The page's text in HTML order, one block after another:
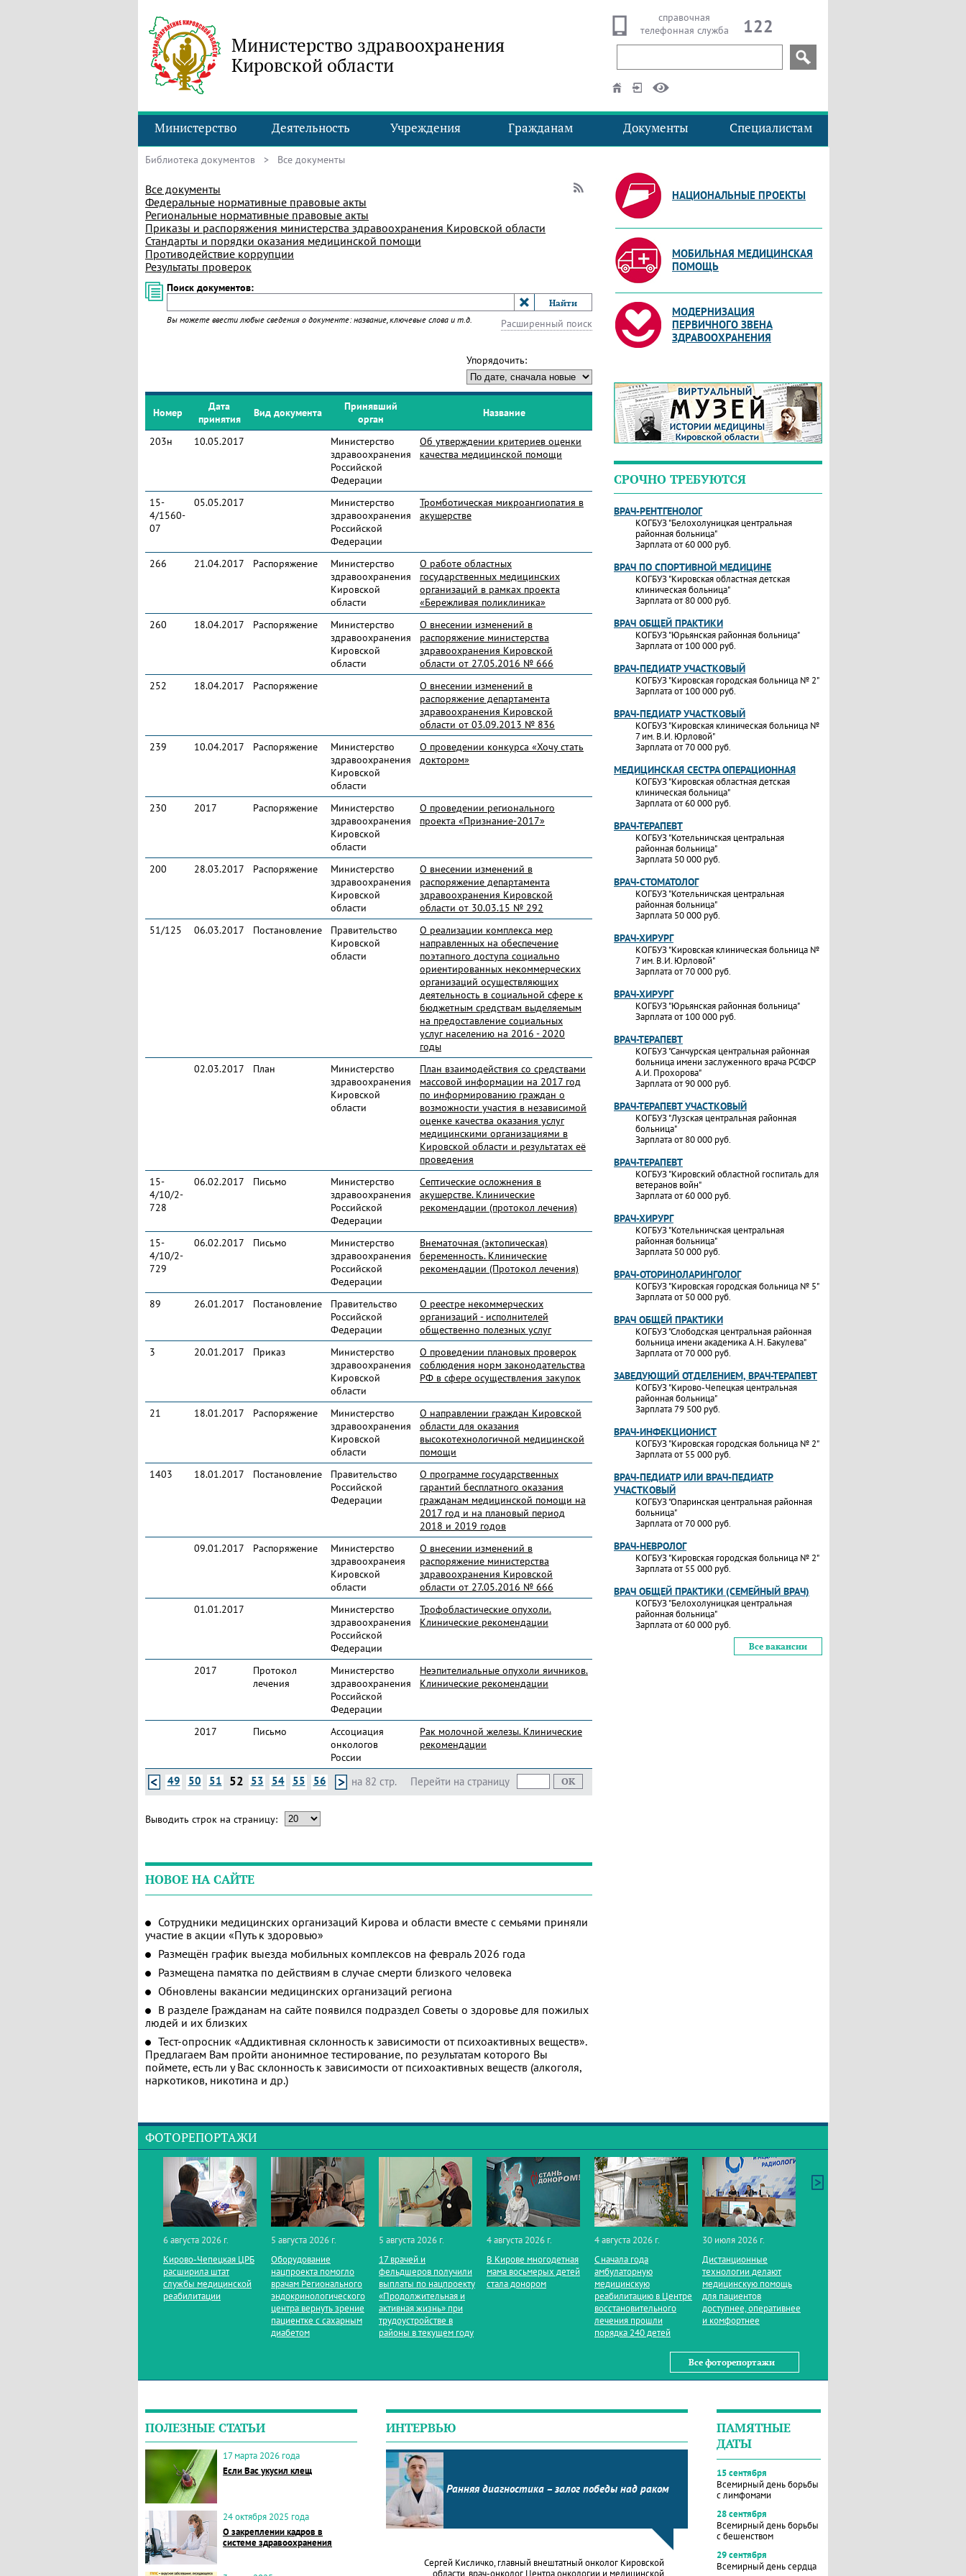
Министерство здравоохранения
Кировской области
справочная
телефонная служба
122
Министерство Деятельность Учреждения Гражданам Документы Специалистам
Библиотека документов > Все документы
Все документы
Федеральные нормативные правовые акты
Региональные нормативные правовые акты
Приказы и распоряжения министерства здравоохранения Кировской области
Стандарты и порядки оказания медицинской помощи
Противодействие коррупции
Результаты проверок
Поиск документов:
Вы можете ввести любые сведения о документе: название, ключевые слова и т.д. Расширенный поиск
Упорядочить:
Номер
Дата
принятия
Вид документа
Принявший
орган
Название
203н 10.05.2017
Министерство
здравоохранения
Российской
Федерации
Об утверждении критериев оценки
качества медицинской помощи
15-
4/1560-
07
05.05.2017
Министерство
здравоохранения
Российской
Федерации
Тромботическая микроангиопатия в
акушерстве
266 21.04.2017 Распоряжение
Министерство
здравоохранения
Кировской
области
О работе областных
государственных медицинских
организаций в рамках проекта
«Бережливая поликлиника»
260
18.04.2017 Распоряжение
Министерство
здравоохранения
Кировской
области
О внесении изменений в
распоряжение министерства
здравоохранения Кировской
области от 27.05.2016 № 666
252
18.04.2017 Распоряжение
О внесении изменений в
распоряжение департамента
здравоохранения Кировской
области от 03.09.2013 № 836
239
10.04.2017 Распоряжение
Министерство
здравоохранения
Кировской
области
О проведении конкурса «Хочу стать
доктором»
230 2017 Распоряжение
Министерство
здравоохранения
Кировской
области
О проведении регионального
проекта «Признание-2017»
200 28.03.2017 Распоряжение
Министерство
здравоохранения
Кировской
области
О внесении изменений в
распоряжение департамента
здравоохранения Кировской
области от 30.03.15 № 292
51/125
06.03.2017 Постановление
Правительство
Кировской
области
О реализации комплекса мер
направленных на обеспечение
поэтапного доступа социально
ориентированных некоммерческих
организаций осуществляющих
деятельность в социальной сфере к
бюджетным средствам выделяемым
на предоставление социальных
услуг населению на 2016 - 2020
годы
02.03.2017
План
Министерство
здравоохранения
Кировской
области
План взаимодействия со средствами
массовой информации на 2017 год
по информированию граждан о
возможности участия в независимой
оценке качества оказания услуг
медицинскими организациями в
Кировской области и результатах её
проведения
15-
4/10/2-
728
06.02.2017 Письмо
Министерство
здравоохранения
Российской
Федерации
Септические осложнения в
акушерстве. Клинические
рекомендации (протокол лечения)
15-
4/10/2-
729
06.02.2017 Письмо
Министерство
здравоохранения
Российской
Федерации
Внематочная (эктопическая)
беременность. Клинические
рекомендации (Протокол лечения)
89 26.01.2017 Постановление
Правительство
Российской
Федерации
О реестре некоммерческих
организаций - исполнителей
общественно полезных услуг
3
20.01.2017 Приказ
Министерство
здравоохранения
Кировской
области
О проведении плановых проверок
соблюдения норм законодательства
РФ в сфере осуществления закупок
21 18.01.2017 Распоряжение
Министерство
здравоохранения
Кировской
области
О направлении граждан Кировской
области для оказания
высокотехнологичной медицинской
помощи
1403
18.01.2017 Постановление
Правительство
Российской
Федерации
О программе государственных
гарантий бесплатного оказания
гражданам медицинской помощи на
2017 год и на плановый период
2018 и 2019 годов
09.01.2017
Распоряжение
Министерство
здравоохранеия
Кировской
области
О внесении изменений в
распоряжение министерства
здравоохранения Кировской
области от 27.05.2016 № 666
01.01.2017
Министерство
здравоохранения
Российской
Федерации
Трофобластические опухоли.
Клинические рекомендации
2017
Протокол
лечения
Министерство
здравоохранения
Российской
Федерации
Неэпителиальные опухоли яичников.
Клинические рекомендации
2017 Письмо
Ассоциация
онкологов
России
Рак молочной железы. Клинические
рекомендации
Перейти на страницу
49 50 51 52 53 54 55 56 на 82 стр.
Выводить строк на страницу:
НОВОЕ НА САЙТЕ
Сотрудники медицинских организаций Кирова и области вместе с семьями приняли
участие в акции «Путь к здоровью»
Размещён график выезда мобильных комплексов на февраль 2026 года
Размещена памятка по действиям в случае смерти близкого человека
Обновлены вакансии медицинских организаций региона
В разделе Гражданам на сайте появился подраздел Советы о здоровье для пожилых
людей и их близких
Тест-опросник «Аддиктивная склонность к зависимости от психоактивных веществ».
Предлагаем Вам пройти анонимное тестирование, по результатам которого Вы
поймете, есть ли у Вас склонность к зависимости от психоактивных веществ (алкоголя,
наркотиков, никотина и др.)
НАЦИОНАЛЬНЫЕ ПРОЕКТЫ
МОБИЛЬНАЯ МЕДИЦИНСКАЯ
ПОМОЩЬ
МОДЕРНИЗАЦИЯ
ПЕРВИЧНОГО ЗВЕНА
ЗДРАВООХРАНЕНИЯ
СРОЧНО ТРЕБУЮТСЯ
ВРАЧ-РЕНТГЕНОЛОГ
КОГБУЗ "Белохолуницкая центральная
районная больница"
Зарплата от 60 000 руб.
ВРАЧ ПО СПОРТИВНОЙ МЕДИЦИНЕ
КОГБУЗ "Кировская областная детская
клиническая больница"
Зарплата от 80 000 руб.
ВРАЧ ОБЩЕЙ ПРАКТИКИ
КОГБУЗ "Юрьянская районная больница"
Зарплата от 100 000 руб.
ВРАЧ-ПЕДИАТР УЧАСТКОВЫЙ
КОГБУЗ "Кировская городская больница № 2"
Зарплата от 100 000 руб.
ВРАЧ-ПЕДИАТР УЧАСТКОВЫЙ
КОГБУЗ "Кировская клиническая больница №
7 им. В.И. Юрловой"
Зарплата от 70 000 руб.
МЕДИЦИНСКАЯ СЕСТРА ОПЕРАЦИОННАЯ
КОГБУЗ "Кировская областная детская
клиническая больница"
Зарплата от 60 000 руб.
ВРАЧ-ТЕРАПЕВТ
КОГБУЗ "Котельничская центральная
районная больница"
Зарплата 50 000 руб.
ВРАЧ-СТОМАТОЛОГ
КОГБУЗ "Котельничская центральная
районная больница"
Зарплата 50 000 руб.
ВРАЧ-ХИРУРГ
КОГБУЗ "Кировская клиническая больница №
7 им. В.И. Юрловой"
Зарплата от 70 000 руб.
ВРАЧ-ХИРУРГ
КОГБУЗ "Юрьянская районная больница"
Зарплата от 100 000 руб.
ВРАЧ-ТЕРАПЕВТ
КОГБУЗ "Санчурская центральная районная
больница имени заслуженного врача РСФСР
А.И. Прохорова"
Зарплата от 90 000 руб.
ВРАЧ-ТЕРАПЕВТ УЧАСТКОВЫЙ
КОГБУЗ "Лузская центральная районная
больница"
Зарплата от 80 000 руб.
ВРАЧ-ТЕРАПЕВТ
КОГБУЗ "Кировский областной госпиталь для
ветеранов войн"
Зарплата от 60 000 руб.
ВРАЧ-ХИРУРГ
КОГБУЗ "Котельничская центральная
районная больница"
Зарплата 50 000 руб.
ВРАЧ-ОТОРИНОЛАРИНГОЛОГ
КОГБУЗ "Кировская городская больница № 5"
Зарплата от 50 000 руб.
ВРАЧ ОБЩЕЙ ПРАКТИКИ
КОГБУЗ "Слободская центральная районная
больница имени академика А.Н. Бакулева"
Зарплата от 70 000 руб.
ЗАВЕДУЮЩИЙ ОТДЕЛЕНИЕМ, ВРАЧ-ТЕРАПЕВТ
КОГБУЗ "Кирово-Чепецкая центральная
районная больница"
Зарплата 79 500 руб.
ВРАЧ-ИНФЕКЦИОНИСТ
КОГБУЗ "Кировская городская больница № 2"
Зарплата от 55 000 руб.
ВРАЧ-ПЕДИАТР ИЛИ ВРАЧ-ПЕДИАТР
УЧАСТКОВЫЙ
КОГБУЗ "Опаринская центральная районная
больница"
Зарплата от 70 000 руб.
ВРАЧ-НЕВРОЛОГ
КОГБУЗ "Кировская городская больница № 2"
Зарплата от 55 000 руб.
ВРАЧ ОБЩЕЙ ПРАКТИКИ (СЕМЕЙНЫЙ ВРАЧ)
КОГБУЗ "Белохолуницкая центральная
районная больница"
Зарплата от 60 000 руб.
Все вакансии
ФОТОРЕПОРТАЖИ
6 августа 2026 г.
Кирово‑Чепецкая ЦРБ
расширила штат
службы медицинской
реабилитации
5 августа 2026 г.
Оборудование
нацпроекта помогло
врачам Регионального
эндокринологического
центра вернуть зрение
пациентке с сахарным
диабетом
5 августа 2026 г.
17 врачей и
фельдшеров получили
выплаты по нацпроекту
«Продолжительная и
активная жизнь» при
трудоустройстве в
районы в текущем году
4 августа 2026 г.
В Кирове многодетная
мама восьмерых детей
стала донором
4 августа 2026 г.
С начала года
амбулаторную
медицинскую
реабилитацию в Центре
восстановительного
лечения прошли
порядка 240 детей
30 июля 2026 г.
Дистанционные
технологии делают
медицинскую помощь
для пациентов
доступнее, оперативнее
и комфортнее
Все фоторепортажи
ПОЛЕЗНЫЕ СТАТЬИ
17 марта 2026 года
Если Вас укусил клещ
24 октября 2025 года
О закреплении кадров в
системе здравоохранения
ИНТЕРВЬЮ
Ранняя диагностика – залог победы над раком
Сергей Кисличко, главный внештатный онколог Кировской
области, врач-онколог Центра онкологии и медицинской
ПАМЯТНЫЕ
ДАТЫ
15 сентября
Всемирный день борьбы
с лимфомами
28 сентября
Всемирный день борьбы
с бешенством
29 сентября
Всемирный день сердца